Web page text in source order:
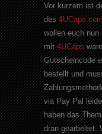
Vor kurzem ist
des
wollen euch nun
mit4UCaps
Gutscheincode
bestellt und
via Pay Pal
haben das
dran gearbeitet.